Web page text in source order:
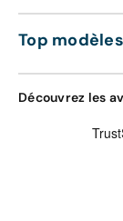
Top modèles
Découvrez les